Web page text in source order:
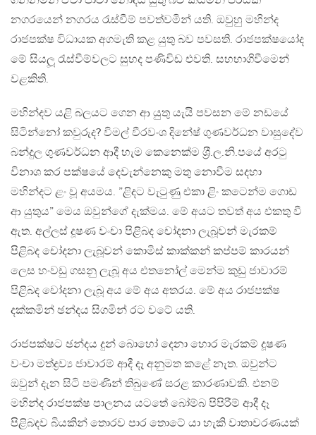
නගරයෙන් නගරය රැස්වීම් පවත්වමින් යති. ඔවුහු මහින්ද
රාජපක්ෂ විධායක අගමැති කළ යුතු බව පවසති. රාජපක්ෂයෝද
මේ සියලූ රැස්වීම්වලට සුහද පණිවිඩ එවති. සහභාගිවීමෙන්
වළකිති.
මහින්දව යළි බලයට ගෙන ආ යුතු යැයි පවසන මේ නඩයේ
සිටින්නෝ කවුරුද? විමල් වීරවංශ දිනේෂ් ගුණවර්ධන වාසුදේව
බන්දුල ගුණවර්ධන ආදී හැම කෙනෙක්ම ශ‍්‍රී.ල.නි.පයේ අරටු
විනාශ කර පක්ෂයේ දෙවැන්නෙකු මතු නොවීම සදහා
මහින්දට ළං වූ අයමය. ”ළිදට වැටුණු එකා ළිං කටෙන්ම ගොඩ
ආ යුතුය” මෙය ඔවුන්ගේ දැක්මය. මේ අයට තවත් අය එකතු වී
ඇත. අල්ලස් දූෂණ වංචා පිළිබද චෝදනා ලැබූවන් මැරකම්
පිළිබද චෝදනා ලැබූවන් කොමිස් කාක්කන් කප්පම් කාරයන්
ලෙස හංවඩු ගසනු ලැබූ අය එතනෝල් මෙන්ම කුඩු ජාවාරම්
පිළිබද චෝදනා ලැබූ අය මේ අය අතරය. මේ අය රාජපක්ෂ
දක්කමින් ඡන්දය සිගමින් රට වටේ යති.
රාජපක්ෂට ඡන්දය දුන් බොහෝ දෙනා හොර මැරකම් දූෂණ
වංචා මත්ද්‍රව්‍ය ජාවාරම් ආදී දෑ අනුමත කළේ නැත. ඔවුන්ට
ඔවුන් දැන සිටි පමණින් තිබුණේ සරළ කාරණාවකි. එනම්
මහින්ද රාජපක්ෂ පාලනය යටතේ බෝම්බ පිපිරීම් ආදී දෑ
පිළිබදව බියකින් තොරව පාර තොටේ යා හැකි වාතාවරණයක්